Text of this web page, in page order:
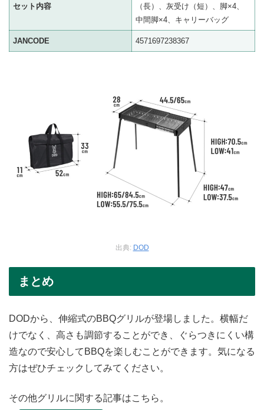
セット内容
（長）、灰受け（短）、脚×4、
中間脚×4、キャリーバッグ
JANCODE 4571697238367
出典: DOD
まとめ
DODから、伸縮式のBBQグリルが登場しました。横幅だ
けでなく、高さも調節することができ、ぐらつきにくい構
造なので安心してBBQを楽しむことができます。気になる
方はぜひチェックしてみてください。
その他グリルに関する記事はこちら。